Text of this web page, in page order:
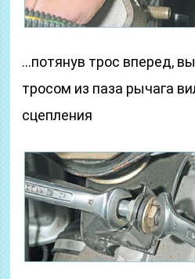
…потянув трос вперед,
тросом из паза рычага
сцепления